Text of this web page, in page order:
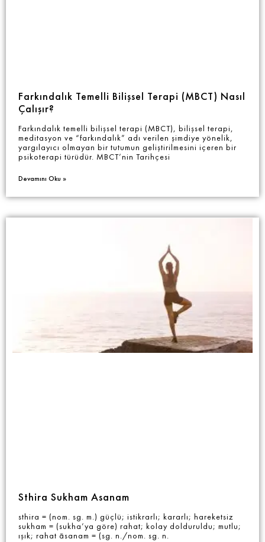
Farkındalık Temelli Bilişsel Terapi (MBCT) Nasıl
Çalışır?
Farkındalık temelli bilişsel terapi (MBCT), bilişsel terapi,
meditasyon ve “farkındalık” adı verilen şimdiye yönelik,
yargılayıcı olmayan bir tutumun geliştirilmesini içeren bir
psikoterapi türüdür. MBCT’nin Tarihçesi
Devamını Oku »
Sthira Sukham Asanam
sthira = (nom. sg. m.) güçlü; istikrarlı; kararlı; hareketsiz
sukham = (sukha’ya göre) rahat; kolay dolduruldu; mutlu;
ışık; rahat āsanam = (sg. n./nom. sg. n.